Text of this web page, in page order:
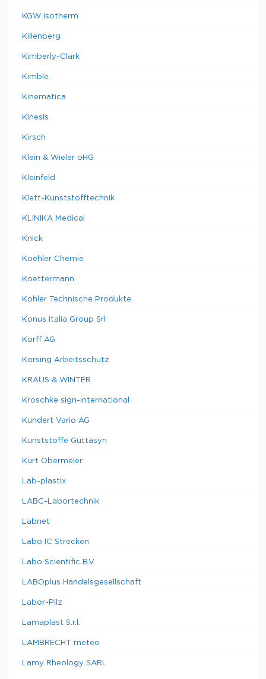
KGW Isotherm
Killenberg
Kimberly-Clark
Kimble
Kinematica
Kinesis
Kirsch
Klein & Wieler oHG
Kleinfeld
Klett-Kunststofftechnik
KLINIKA Medical
Knick
Koehler Chemie
Koettermann
Kohler Technische Produkte
Konus Italia Group Srl
Korff AG
Korsing Arbeitsschutz
KRAUS & WINTER
Kroschke sign-international
Kundert Vario AG
Kunststoffe Guttasyn
Kurt Obermeier
Lab-plastix
LABC-Labortechnik
Labnet
Labo IC Strecken
Labo Scientific B.V.
LABOplus Handelsgesellschaft
Labor-Pilz
Lamaplast S.r.l.
LAMBRECHT meteo
Lamy Rheology SARL